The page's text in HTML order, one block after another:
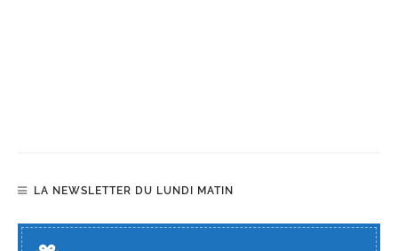
LA NEWSLETTER DU LUNDI MATIN